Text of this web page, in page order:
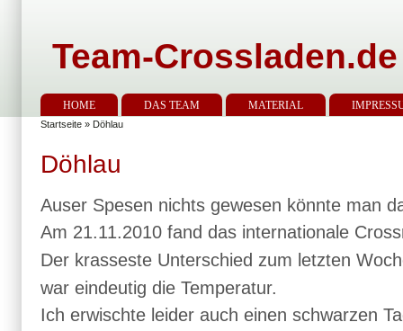
Team-Crossladen.de
HOME DAS TEAM MATERIAL
Startseite » Döhlau
Döhlau
Auser Spesen nichts gewesen könnte man
Am 21.11.2010 fand das internationale
Der krasseste Unterschied zum letzten
war eindeutig die Temperatur.
Ich erwischte leider auch einen schwarzen